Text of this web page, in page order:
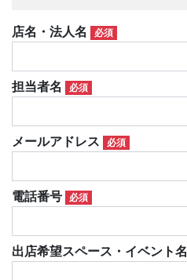
店名・法人名 必須
担当者名 必須
メールアドレス 必須
電話番号 必須
出店希望スペース・イベント名